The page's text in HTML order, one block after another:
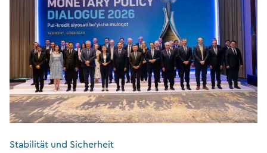
Stabilität und Sicherheit